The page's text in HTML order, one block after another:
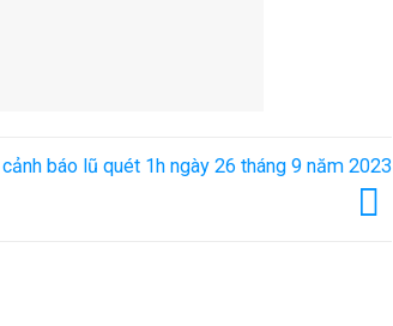
cảnh báo lũ quét 1h ngày 26 tháng 9 năm 2023